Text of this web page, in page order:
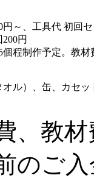
～、工具代 初回セ
円
程制作予定。教
ル）、缶、カセ
、教
のご